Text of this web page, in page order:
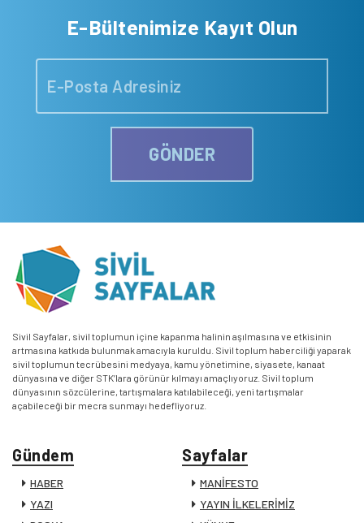
E-Bültenimize Kayıt Olun
GÖNDER
Sivil Sayfalar, sivil toplumun içine kapanma halinin aşılmasına ve etkisinin
artmasına katkıda bulunmak amacıyla kuruldu. Sivil toplum haberciliği yaparak
sivil toplumun tecrübesini medyaya, kamu yönetimine, siyasete, kanaat
dünyasına ve diğer STK’lara görünür kılmayı amaçlıyoruz. Sivil toplum
dünyasının sözcülerine, tartışmalara katılabileceği, yeni tartışmalar
açabileceği bir mecra sunmayı hedefliyoruz.
Gündem
HABER
YAZI
Sayfalar
MANİFESTO
YAYIN İLKELERİMİZ